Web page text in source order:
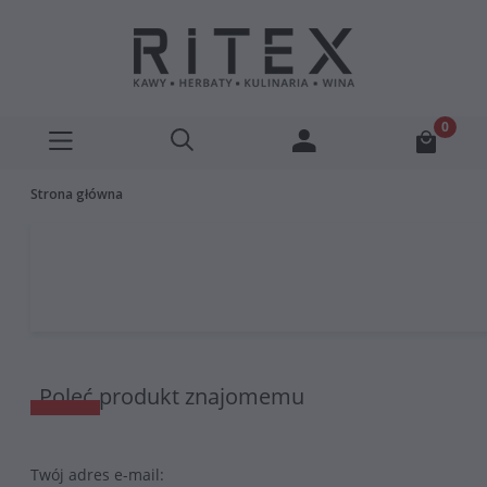
Strona główna
Poleć produkt znajomemu
Twój adres e-mail: